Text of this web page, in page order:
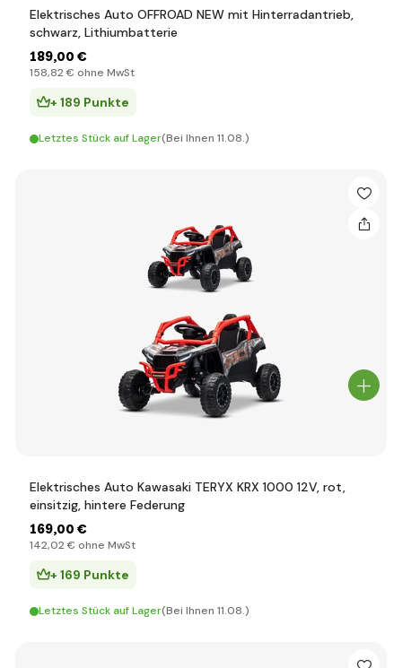
Elektrisches Auto OFFROAD NEW mit Hinterradantrieb,
schwarz, Lithiumbatterie
189,00 €
158,82 € ohne MwSt
+ 189 Punkte
Letztes Stück auf Lager(Bei Ihnen 11.08.)
Elektrisches Auto Kawasaki TERYX KRX 1000 12V, rot,
einsitzig, hintere Federung
169,00 €
142,02 € ohne MwSt
+ 169 Punkte
Letztes Stück auf Lager(Bei Ihnen 11.08.)